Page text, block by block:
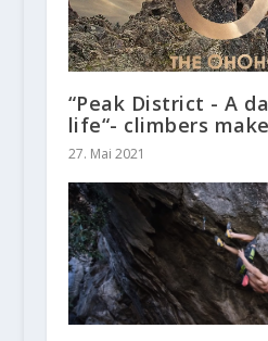
“Peak District - A
life“- climbers
27. Mai 2021